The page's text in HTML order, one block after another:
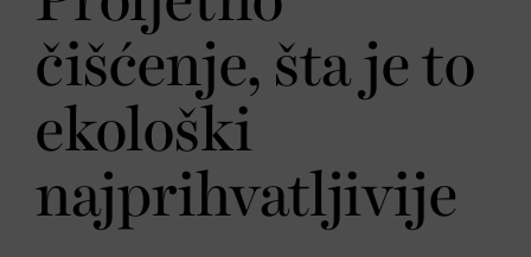
čišćenje, šta je to
ekološki
najprihvatljivije